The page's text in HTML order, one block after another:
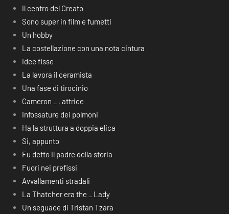
Il centro del Creato
Sono super in film e fumetti
Un hobby
La costellazione con una nota cintura
Idee fisse
La lavora il ceramista
Una fase di tirocinio
Cameron _ , attrice
Infossature dei polmoni
Ha la struttura a doppia elica
Si, appunto
Fu detto Il padre della storia
Fuori nei prefissi
Avvallamenti stradali
La Thatcher era the _ Lady
Un seguace di Tristan Tzara